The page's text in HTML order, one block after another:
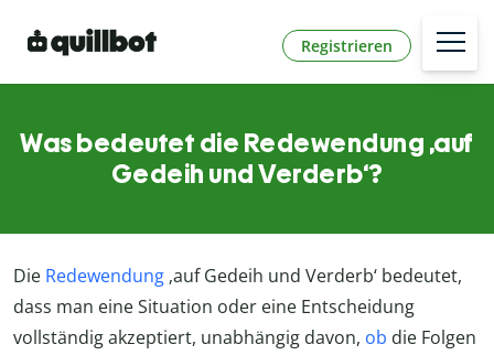
Registrieren
Was bedeutet die Redewendung ‚auf
Gedeih und Verderb‘?
Die Redewendung ‚auf Gedeih und Verderb‘ bedeutet,
dass man eine Situation oder eine Entscheidung
vollständig akzeptiert, unabhängig davon, ob die Folgen